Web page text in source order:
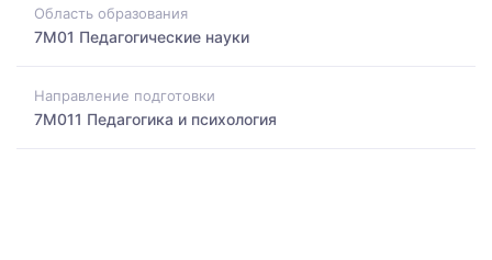
Область образования
7M01 Педагогические науки
Направление подготовки
7M011 Педагогика и психология